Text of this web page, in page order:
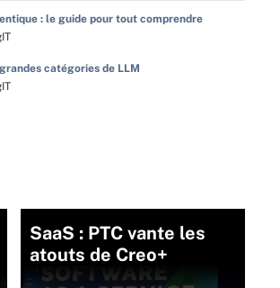
: le guide pour tout comprendre
catégories de LLM
SaaS : PTC vante les
atouts de Creo+